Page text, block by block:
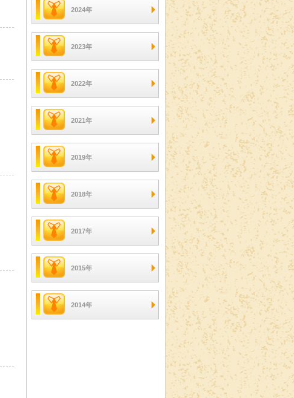
2024年
2023年
2022年
2021年
2019年
2018年
2017年
2015年
2014年